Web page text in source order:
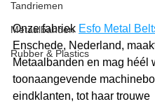
Tandriemen
Metaalbanden
Rubber & Plastics
Onze fabriek Esfo Metal
Enschede, Nederland,
Metaalbanden en mag héél
toonaangevende
eindklanten, tot haar trouwe